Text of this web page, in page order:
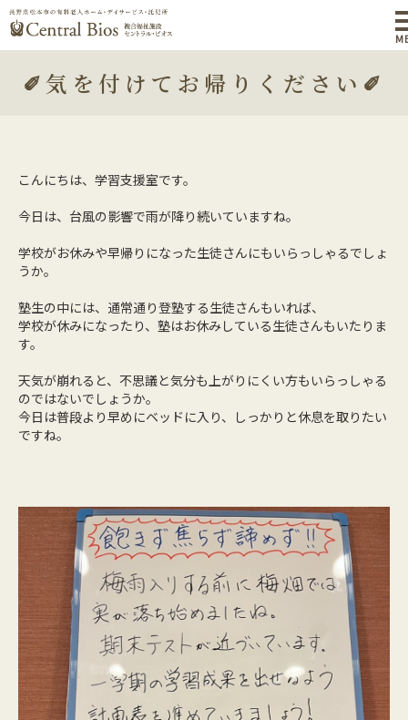
✐気を付けてお帰りください✐
こんにちは、学習支援室です。
今日は、台風の影響で雨が降り続いていますね。
学校がお休みや早帰りになった生徒さんにもいらっしゃるでしょ
うか。
塾生の中には、通常通り登塾する生徒さんもいれば、
学校が休みになったり、塾はお休みしている生徒さんもいたりま
す。
天気が崩れると、不思議と気分も上がりにくい方もいらっしゃる
のではないでしょうか。
今日は普段より早めにベッドに入り、しっかりと休息を取りたい
ですね。